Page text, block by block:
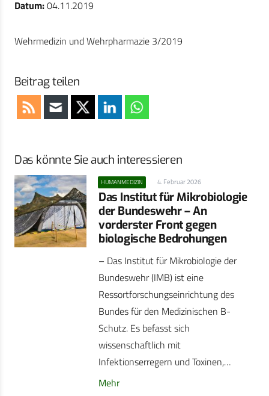
Datum:04.11.2019
Wehrmedizin und Wehrpharmazie 3/2019
Beitrag teilen
Das könnte Sie auch interessieren
HUMANMEDIZIN 4. Februar 2026
Das Institut für Mikrobiologie
der Bundeswehr – An
vorderster Front gegen
biologische Bedrohungen
– Das Institut für Mikrobiologie der
Bundeswehr (IMB) ist eine
Ressortforschungseinrichtung des
Bundes für den Medizinischen B-
Schutz. Es befasst sich
wissenschaftlich mit
Infektionserregern und Toxinen,…
Mehr